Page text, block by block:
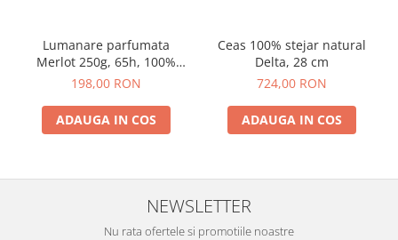
Lumanare parfumata
Merlot 250g, 65h, 100%
ceara vegetala
198,00 RON
ADAUGA IN COS
Ceas 100% stejar natural
Delta, 28 cm
724,00 RON
ADAUGA IN COS
NEWSLETTER
Nu rata ofertele si promotiile noastre